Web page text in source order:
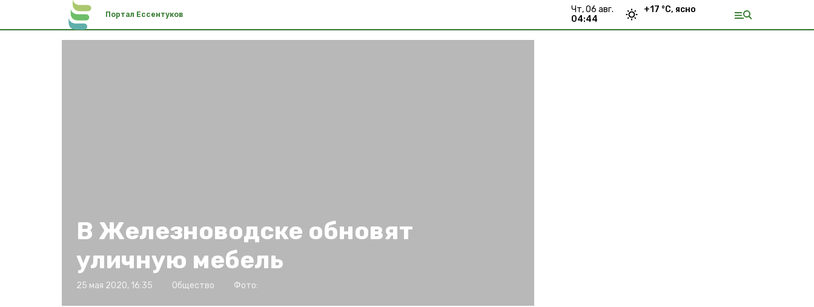
Портал Ессентуков
чт, 06 авг.
04:44
+17 °С, ясно
В Железноводске обновят
уличную мебель
25 мая 2020, 16:35 Общество Фото: